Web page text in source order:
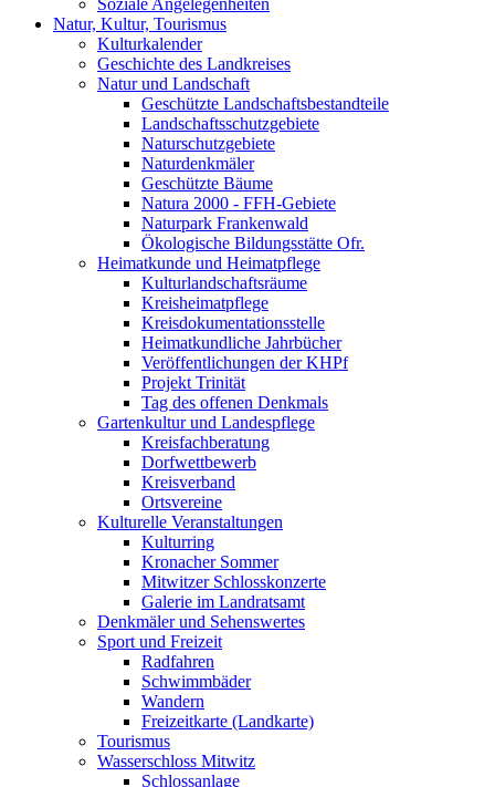
Soziale Angelegenheiten
Natur, Kultur, Tourismus
Kulturkalender
Geschichte des Landkreises
Natur und Landschaft
Geschützte Landschaftsbestandteile
Landschaftsschutzgebiete
Naturschutzgebiete
Naturdenkmäler
Geschützte Bäume
Natura 2000 - FFH-Gebiete
Naturpark Frankenwald
Ökologische Bildungsstätte Ofr.
Heimatkunde und Heimatpflege
Kulturlandschaftsräume
Kreisheimatpflege
Kreisdokumentationsstelle
Heimatkundliche Jahrbücher
Veröffentlichungen der KHPf
Projekt Trinität
Tag des offenen Denkmals
Gartenkultur und Landespflege
Kreisfachberatung
Dorfwettbewerb
Kreisverband
Ortsvereine
Kulturelle Veranstaltungen
Kulturring
Kronacher Sommer
Mitwitzer Schlosskonzerte
Galerie im Landratsamt
Denkmäler und Sehenswertes
Sport und Freizeit
Radfahren
Schwimmbäder
Wandern
Freizeitkarte (Landkarte)
Tourismus
Wasserschloss Mitwitz
Schlossanlage